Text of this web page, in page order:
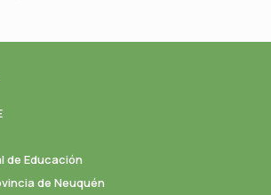
de Educación
de Neuquén